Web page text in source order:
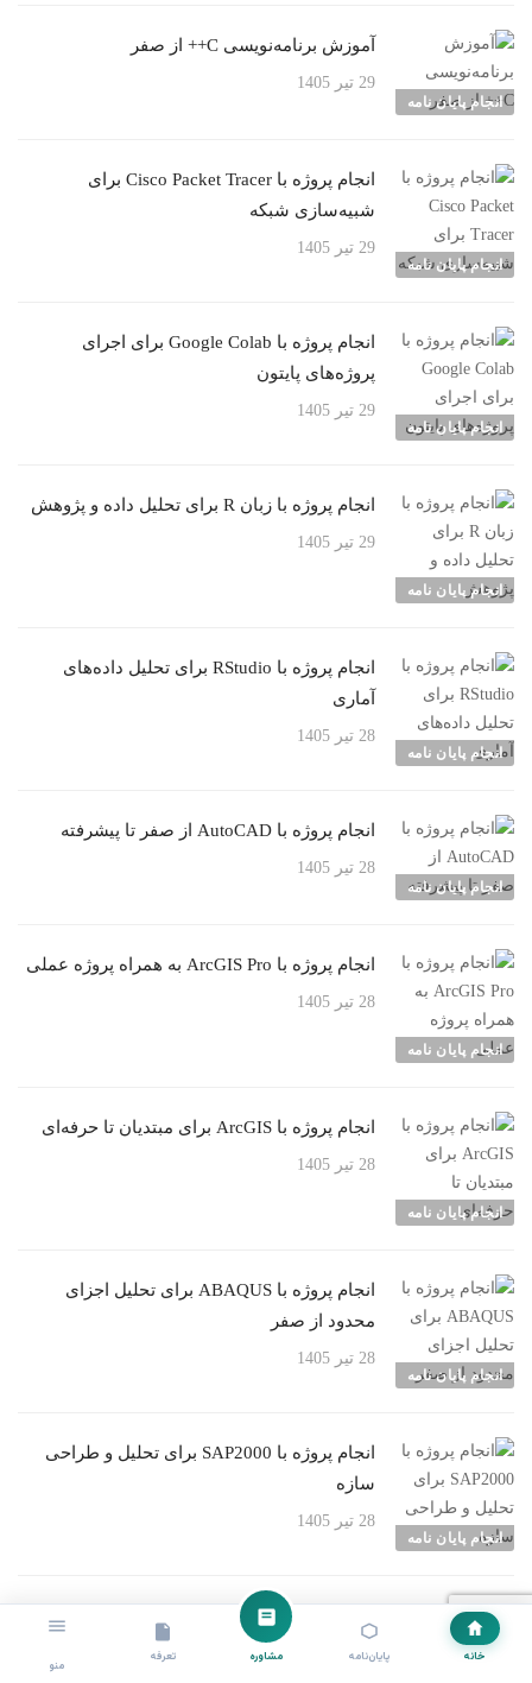
خانه پایان‌نامه مشاوره تعرفه
منو
انجام پایان نامه
آموزش برنامه‌نویسی C++ از صفر
29 تیر 1405
انجام پایان نامه
انجام پروژه با Cisco Packet Tracer برای
شبیه‌سازی شبکه
29 تیر 1405
انجام پایان نامه
انجام پروژه با Google Colab برای اجرای
پروژه‌های پایتون
29 تیر 1405
انجام پایان نامه
انجام پروژه با زبان R برای تحلیل داده و پژوهش
29 تیر 1405
انجام پایان نامه
انجام پروژه با RStudio برای تحلیل داده‌های
آماری
28 تیر 1405
انجام پایان نامه
انجام پروژه با AutoCAD از صفر تا پیشرفته
28 تیر 1405
انجام پایان نامه
انجام پروژه با ArcGIS Pro به همراه پروژه عملی
28 تیر 1405
انجام پایان نامه
انجام پروژه با ArcGIS برای مبتدیان تا حرفه‌ای
28 تیر 1405
انجام پایان نامه
انجام پروژه با ABAQUS برای تحلیل اجزای
محدود از صفر
28 تیر 1405
انجام پایان نامه
انجام پروژه با SAP2000 برای تحلیل و طراحی
سازه
28 تیر 1405